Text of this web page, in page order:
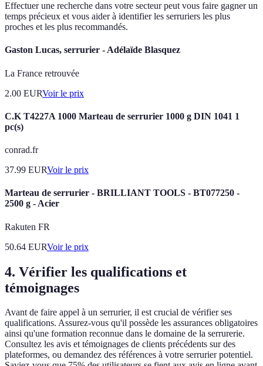
Effectuer une recherche dans votre secteur peut vous faire gagner un
temps précieux et vous aider à identifier les serruriers les plus
proches et les plus recommandés.
Gaston Lucas, serrurier - Adélaïde Blasquez
La France retrouvée
2.00 EURVoir le prix
C.K T4227A 1000 Marteau de serrurier 1000 g DIN 1041 1
pc(s)
conrad.fr
37.99 EURVoir le prix
Marteau de serrurier - BRILLIANT TOOLS - BT077250 -
2500 g - Acier
Rakuten FR
50.64 EURVoir le prix
4. Vérifier les qualifications et
témoignages
Avant de faire appel à un serrurier, il est crucial de vérifier ses
qualifications. Assurez-vous qu'il possède les assurances obligatoires
ainsi qu'une formation reconnue dans le domaine de la serrurerie.
Consultez les avis et témoignages de clients précédents sur des
plateformes, ou demandez des références à votre serrurier potentiel.